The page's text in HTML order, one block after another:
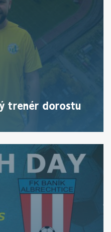
trenér dorostu